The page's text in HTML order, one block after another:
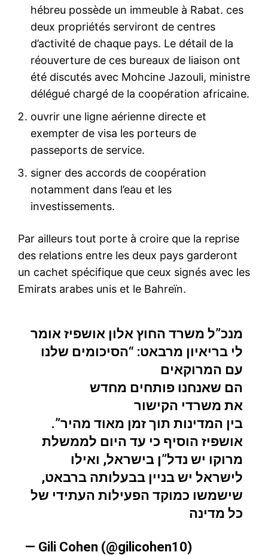
hébreu possède un immeuble à Rabat. ces
deux propriétés serviront de centres
d’activité de chaque pays. Le détail de la
réouverture de ces bureaux de liaison ont
été discutés avec Mohcine Jazouli, ministre
délégué chargé de la coopération africaine.
ouvrir une ligne aérienne directe et
exempter de visa les porteurs de
passeports de service.
signer des accords de coopération
notamment dans l’eau et les
investissements.
Par ailleurs tout porte à croire que la reprise
des relations entre les deux pays garderont
un cachet spécifique que ceux signés avec les
Emirats arabes unis et le Bahreïn.
מנכ”ל משרד החוץ אלון אושפיז אומר
לי בריאיון מרבאט: “הסיכומים שלנו
עם המרוקאים
הם שאנחנו פותחים מחדש
את משרדי הקישור
בין המדינות תוך זמן מאוד מהיר”.
אושפיז הוסיף כי עד היום לממשלת
מרוקו יש נדל”ן בישראל, ואילו
לישראל יש בניין בבעלותה ברבאט,
שישמשו כמוקד הפעילות העתידי של
כל מדינה
— Gili Cohen (@gilicohen10)